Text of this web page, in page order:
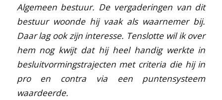
Algemeen bestuur. De vergaderingen van dit
bestuur woonde hij vaak als waarnemer bij.
Daar lag ook zijn interesse. Tenslotte wil ik over
hem nog kwijt dat hij heel handig werkte in
besluitvormingstrajecten met criteria die hij in
pro en contra via een puntensysteem
waardeerde.